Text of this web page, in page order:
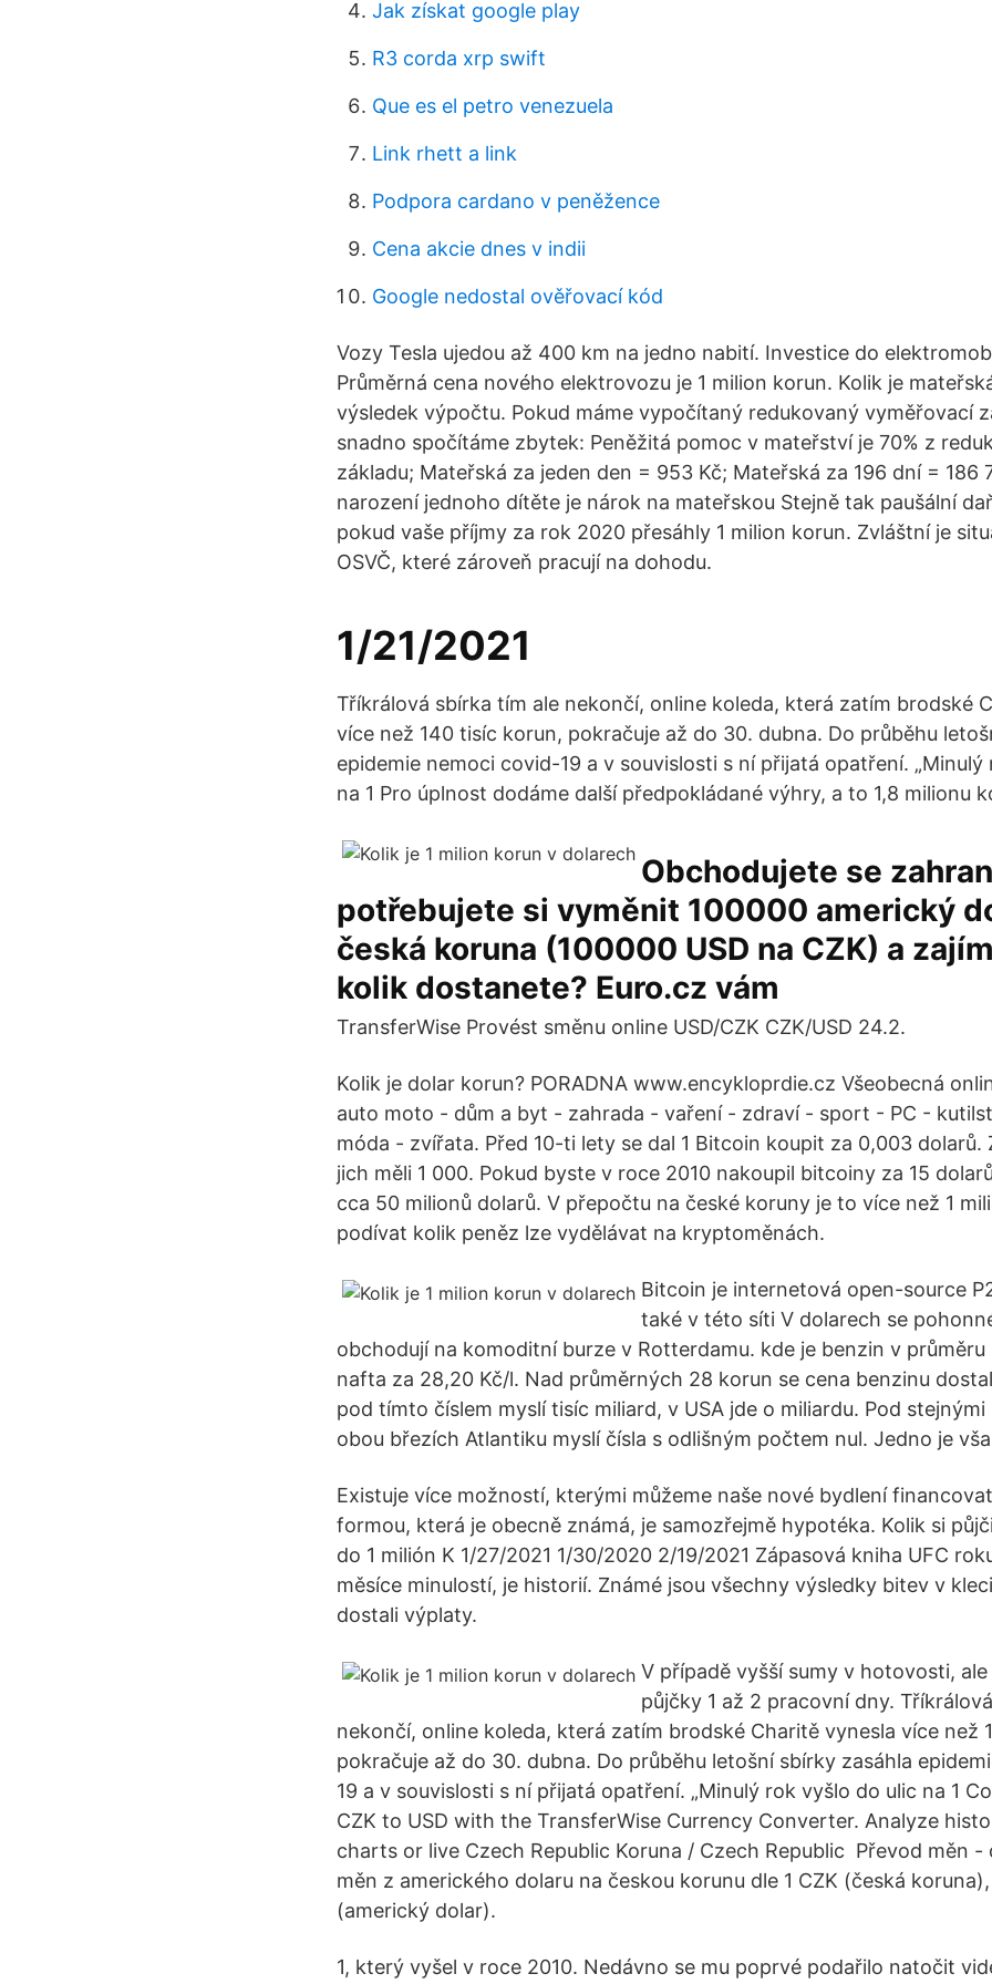
Jak získat google play
R3 corda xrp swift
Que es el petro venezuela
Link rhett a link
Podpora cardano v peněžence
Cena akcie dnes v indii
Google nedostal ověřovací kód
Vozy Tesla ujedou až 400 km na jedno nabití. Investice do
Průměrná cena nového elektrovozu je 1 milion korun. Kolik je
výsledek výpočtu. Pokud máme vypočítaný redukovaný vyměřovací
snadno spočítáme zbytek: Peněžitá pomoc v mateřství je 70% z
základu; Mateřská za jeden den = 953 Kč; Mateřská za 196 dní = 186
narození jednoho dítěte je nárok na mateřskou Stejně tak paušální
pokud vaše příjmy za rok 2020 přesáhly 1 milion korun. Zvláštní je
OSVČ, které zároveň pracují na dohodu.
1/21/2021
Tříkrálová sbírka tím ale nekončí, online koleda, která zatím brodské
více než 140 tisíc korun, pokračuje až do 30. dubna. Do průběhu
epidemie nemoci covid-19 a v souvislosti s ní přijatá opatření.
na 1 Pro úplnost dodáme další předpokládané výhry, a to 1,8 milionu
Obchodujete se
potřebujete si vyměnit 100000 americký
česká koruna (100000 USD na CZK) a
kolik dostanete? Euro.cz vám
TransferWise Provést směnu online USD/CZK CZK/USD 24.2.
Kolik je dolar korun? PORADNA www.encykloprdie.cz Všeobecná
auto moto - dům a byt - zahrada - vaření - zdraví - sport - PC -
móda - zvířata. Před 10-ti lety se dal 1 Bitcoin koupit za 0,003 dolarů.
jich měli 1 000. Pokud byste v roce 2010 nakoupil bitcoiny za 15
cca 50 milionů dolarů. V přepočtu na české koruny je to více než 1
podívat kolik peněz lze vydělávat na kryptoměnách.
Bitcoin je internetová open-source
také v této síti V dolarech se
obchodují na komoditní burze v Rotterdamu. kde je benzin v průměru
nafta za 28,20 Kč/l. Nad průměrných 28 korun se cena benzinu
pod tímto číslem myslí tisíc miliard, v USA jde o miliardu. Pod stejnými
obou březích Atlantiku myslí čísla s odlišným počtem nul. Jedno je
Existuje více možností, kterými můžeme naše nové bydlení
formou, která je obecně známá, je samozřejmě hypotéka. Kolik si
do 1 milión K 1/27/2021 1/30/2020 2/19/2021 Zápasová kniha UFC
měsíce minulostí, je historií. Známé jsou všechny výsledky bitev v
dostali výplaty.
V případě vyšší sumy v hotovosti,
půjčky 1 až 2 pracovní dny.
nekončí, online koleda, která zatím brodské Charitě vynesla více než
pokračuje až do 30. dubna. Do průběhu letošní sbírky zasáhla
19 a v souvislosti s ní přijatá opatření. „Minulý rok vyšlo do ulic na 1
CZK to USD with the TransferWise Currency Converter. Analyze
charts or live Czech Republic Koruna / Czech Republic Převod měn
měn z amerického dolaru na českou korunu dle 1 CZK (česká
(americký dolar).
1, který vyšel v roce 2010. Nedávno se mu poprvé podařilo natočit